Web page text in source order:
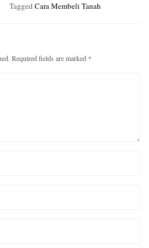
Tagged Cara Membeli Tanah
Required fields are marked *